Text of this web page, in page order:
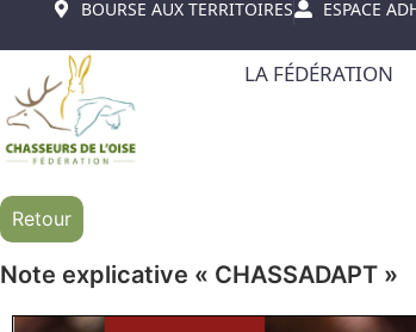
BOURSE AUX TERRITOIRES ESPACE
LA FÉDÉRATION
Retour
Note explicative « CHASSADAPT »